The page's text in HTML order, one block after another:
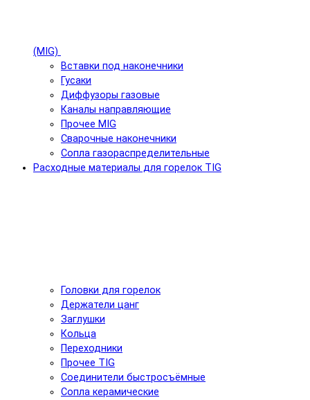
(MIG)
Вставки под наконечники
Гусаки
Диффузоры газовые
Каналы направляющие
Прочее MIG
Сварочные наконечники
Сопла газораспределительные
Расходные материалы для горелок TIG
Головки для горелок
Держатели цанг
Заглушки
Кольца
Переходники
Прочее TIG
Соединители быстросъёмные
Сопла керамические